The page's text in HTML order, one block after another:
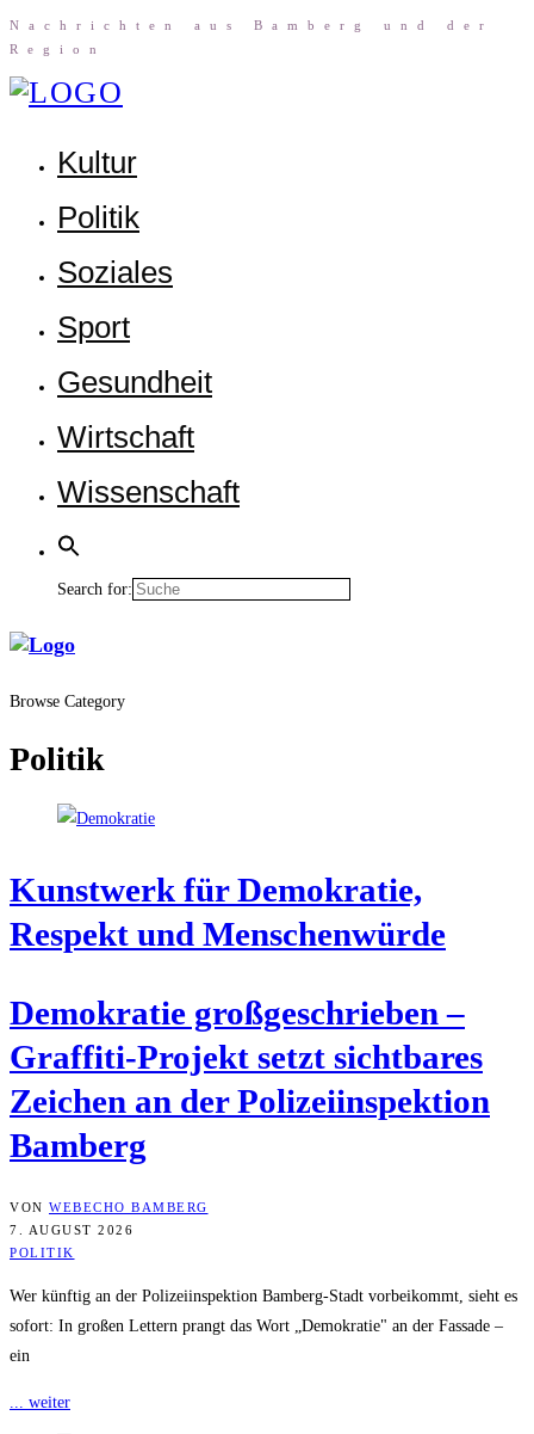
Nach­rich­ten aus Bam­berg und der
Region
Kul­tur
Poli­tik
Sozia­les
Sport
Gesund­heit
Wirt­schaft
Wis­sen­schaft
Search for:
Browse Category
Politik
Kunst­werk für Demo­kra­tie,
Respekt und Menschenwürde
Demo­kra­tie groß­ge­schrie­ben –
Graf­fi­ti-Pro­jekt setzt sicht­ba­res
Zei­chen an der Poli­zei­in­spek­ti­on
Bamberg
VON WEBECHO BAMBERG
7. AUGUST 2026
POLITIK
Wer künftig an der Polizeiinspektion Bamberg-Stadt vorbeikommt, sieht es
sofort: In großen Lettern prangt das Wort „Demokratie" an der Fassade –
ein
... weiter